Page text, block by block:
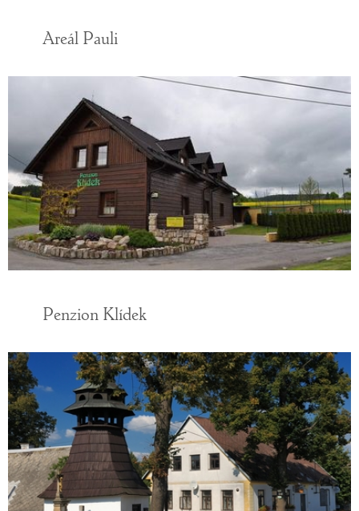
Areál Pauli
Penzion Klídek